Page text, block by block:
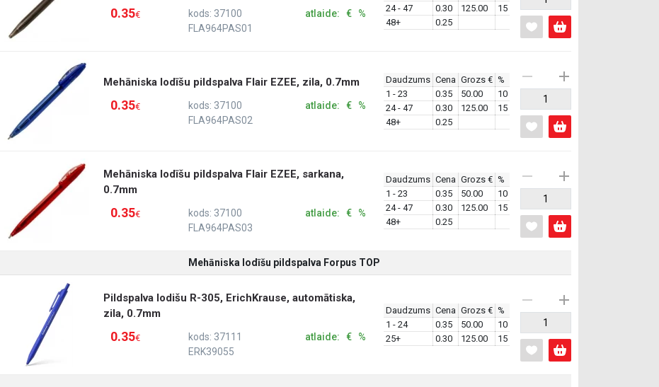
0.35€
kods: 37100
FLA964PAS01
atlaide: € %
24 - 47
0.30 125.00
15
48+
0.25
Mehāniska lodīšu pildspalva Flair EZEE, zila, 0.7mm
0.35€
kods: 37100
FLA964PAS02
atlaide: € %
Daudzums Cena Grozs € %
1 - 23
0.35 50.00
10
24 - 47
0.30 125.00
15
48+
0.25
Mehāniska lodīšu pildspalva Flair EZEE, sarkana,
0.7mm
0.35€
kods: 37100
FLA964PAS03
atlaide: € %
Daudzums Cena Grozs € %
1 - 23
0.35 50.00
10
24 - 47
0.30 125.00
15
48+
0.25
Mehāniska lodīšu pildspalva Forpus TOP
Pildspalva lodišu R-305, ErichKrause, automātiska,
zila, 0.7mm
0.35€
kods: 37111
ERK39055
atlaide: € %
Daudzums Cena Grozs € %
1 - 24
0.35 50.00
10
25+
0.30 125.00 15